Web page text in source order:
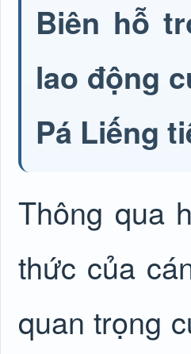
Biên hỗ
lao động
Pá Liếng
Thông qua
thức của
quan trọng